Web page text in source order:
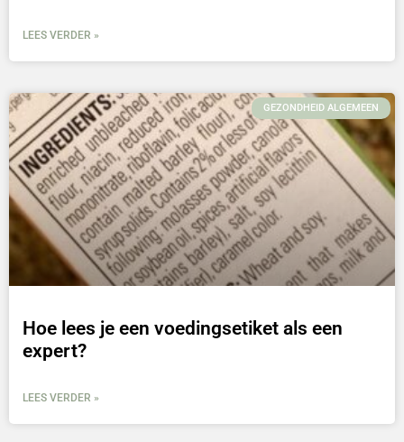
LEES VERDER »
GEZONDHEID ALGEMEEN
Hoe lees je een voedingsetiket als een
expert?
LEES VERDER »